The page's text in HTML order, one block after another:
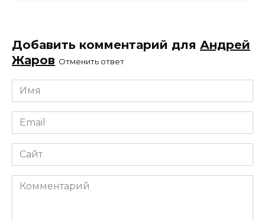
Добавить комментарий для Андрей
Жаров Отменить ответ
Имя
*
Email
*
Сайт
Комментарий